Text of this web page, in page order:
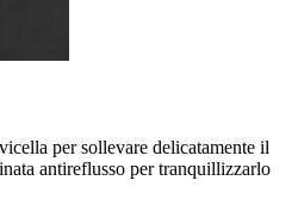
per sollevare delicatamente il
antireflusso per tranquillizzarlo